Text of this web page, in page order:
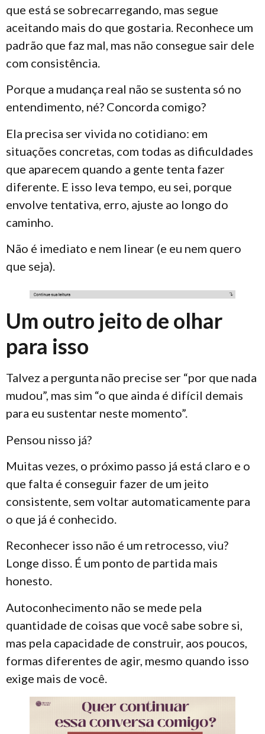
que está se sobrecarregando, mas segue
aceitando mais do que gostaria. Reconhece um
padrão que faz mal, mas não consegue sair dele
com consistência.
Porque a mudança real não se sustenta só no
entendimento, né? Concorda comigo?
Ela precisa ser vivida no cotidiano: em
situações concretas, com todas as dificuldades
que aparecem quando a gente tenta fazer
diferente. E isso leva tempo, eu sei, porque
envolve tentativa, erro, ajuste ao longo do
caminho.
Não é imediato e nem linear (e eu nem quero
que seja).
Um outro jeito de olhar
para isso
Talvez a pergunta não precise ser “por que nada
mudou”, mas sim “o que ainda é difícil demais
para eu sustentar neste momento”.
Pensou nisso já?
Muitas vezes, o próximo passo já está claro e o
que falta é conseguir fazer de um jeito
consistente, sem voltar automaticamente para
o que já é conhecido.
Reconhecer isso não é um retrocesso, viu?
Longe disso. É um ponto de partida mais
honesto.
Autoconhecimento não se mede pela
quantidade de coisas que você sabe sobre si,
mas pela capacidade de construir, aos poucos,
formas diferentes de agir, mesmo quando isso
exige mais de você.